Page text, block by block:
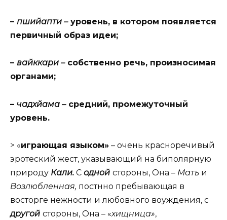
– пшийапти –уровень, в котором появляется
первичный образ идеи;
– вайккари –собственно речь, произносимая
органами;
– чадхйама –средний, промежуточный
уровень.
> «играющая языком» – очень красноречивый
эротеский жест, указывающий на биполярную
природу Кали. С одной стороны, Она – Мать и
Возлюбленная, постнно пребывающая в
восторге нежности и любовного воуждения, с
другой стороны, Она – «хищница»,